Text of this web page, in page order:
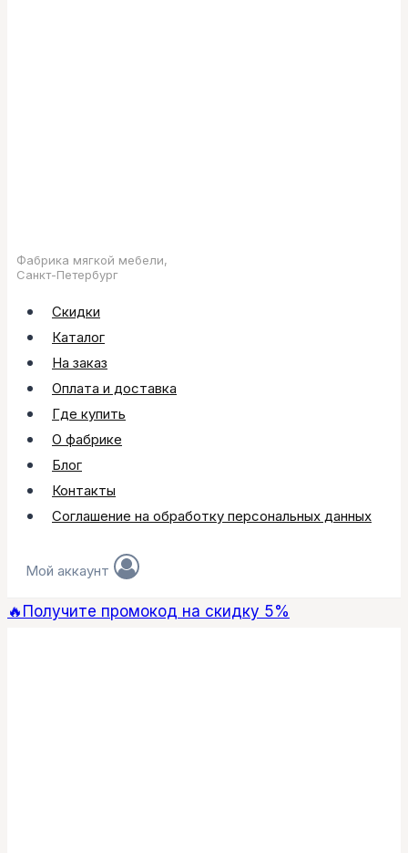
Фабрика мягкой мебели,
Санкт-Петербург
Скидки
Каталог
На заказ
Оплата и доставка
Где купить
О фабрике
Блог
Контакты
Соглашение на обработку персональных данных
Мой аккаунт
🔥Получите промокод на скидку 5%